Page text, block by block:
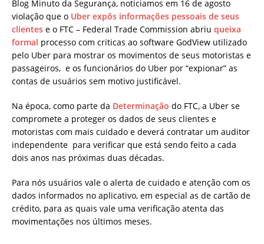
Blog Minuto da Segurança, noticiamos em 16 de agosto
violação que o Uber expôs informações pessoais de seus
clientes e o FTC – Federal Trade Commission abriu queixa
formal processo com criticas ao software GodView utilizado
pelo Uber para mostrar os movimentos de seus motoristas e
passageiros, e os funcionários do Uber por “expionar” as
contas de usuários sem motivo justificável.
Na época, como parte da Determinação do FTC, a Uber se
compromete a proteger os dados de seus clientes e
motoristas com mais cuidado e deverá contratar um auditor
independente para verificar que está sendo feito a cada
dois anos nas próximas duas décadas.
Para nós usuários vale o alerta de cuidado e atenção com os
dados informados no aplicativo, em especial as de cartão de
crédito, para as quais vale uma verificação atenta das
movimentações nos últimos meses.